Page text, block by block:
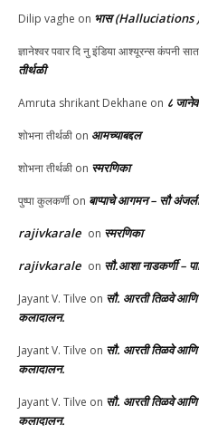
Dilip vaghe on भास (Halluciations )
ज्ञानेश्वर पवार दि नु इंडिया आश्यूरन्स कंपनी
तीर्थळी
Amruta shrikant Dekhane on ८
शोभना तीर्थळी on आमच्याबद्दल
शोभना तीर्थळी on स्मरणिका
पुष्पा कुलकर्णी on बाप्पाचे आगमन – सौ
rajivkarale on स्मरणिका
rajivkarale on सौ.आशा नाडकर्णी –
Jayant V. Tilve on सौ. आरती तिळवे आणि
कलादालन.
Jayant V. Tilve on सौ. आरती तिळवे आणि
कलादालन.
Jayant V. Tilve on सौ. आरती तिळवे आणि
कलादालन.